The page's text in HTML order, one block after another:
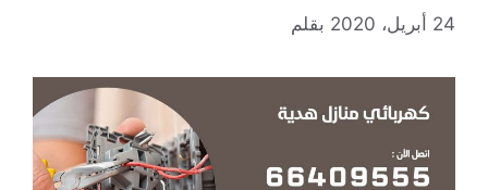
24 أبريل، 2020 بقلم